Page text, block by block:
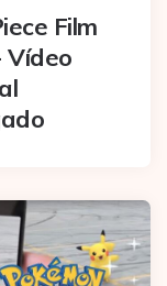
Film
Vídeo